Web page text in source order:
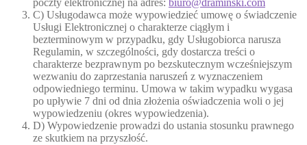
poczty elektronicznej na adres: biuro@draminski.com
C) Usługodawca może wypowiedzieć umowę o świadczenie
Usługi Elektronicznej o charakterze ciągłym i
bezterminowym w przypadku, gdy Usługobiorca narusza
Regulamin, w szczególności, gdy dostarcza treści o
charakterze bezprawnym po bezskutecznym wcześniejszym
wezwaniu do zaprzestania naruszeń z wyznaczeniem
odpowiedniego terminu. Umowa w takim wypadku wygasa
po upływie 7 dni od dnia złożenia oświadczenia woli o jej
wypowiedzeniu (okres wypowiedzenia).
D) Wypowiedzenie prowadzi do ustania stosunku prawnego
ze skutkiem na przyszłość.